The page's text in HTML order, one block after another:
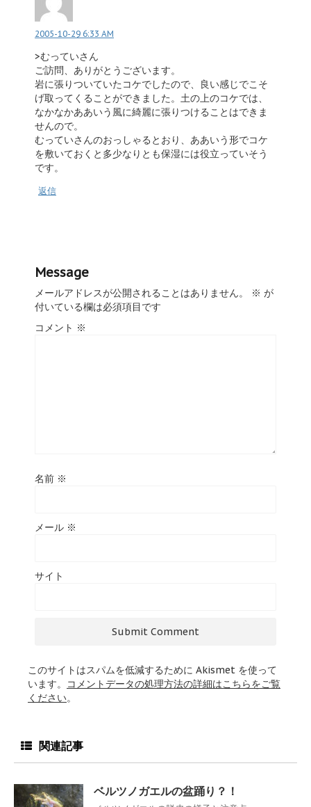
2005-10-29 6:33 AM
>むっていさん
ご訪問、ありがとうございます。
岩に張りついていたコケでしたので、良い感じでこそ
げ取ってくることができました。土の上のコケでは、
なかなかああいう風に綺麗に張りつけることはできま
せんので。
むっていさんのおっしゃるとおり、ああいう形でコケ
を敷いておくと多少なりとも保湿には役立っていそう
です。
返信
Message
メールアドレスが公開されることはありません。 ※ が
付いている欄は必須項目です
コメント ※
名前 ※
メール ※
サイト
このサイトはスパムを低減するために Akismet を使って
います。
コメントデータの処理方法の詳細はこちらをご覧
ください。
関連記事
ベルツノガエルの盆踊り？！